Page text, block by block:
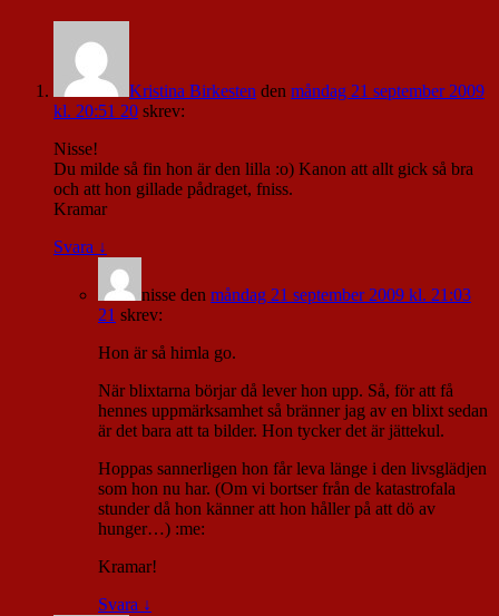
Kristina Birkesten den måndag 21 september 2009
kl. 20:51 20 skrev:
Nisse!
Du milde så fin hon är den lilla :o) Kanon att allt gick så bra
och att hon gillade pådraget, fniss.
Kramar
Svara ↓
nisse den måndag 21 september 2009 kl. 21:03
21 skrev:
Hon är så himla go.
När blixtarna börjar då lever hon upp. Så, för att få
hennes uppmärksamhet så bränner jag av en blixt sedan
är det bara att ta bilder. Hon tycker det är jättekul.
Hoppas sannerligen hon får leva länge i den livsglädjen
som hon nu har. (Om vi bortser från de katastrofala
stunder då hon känner att hon håller på att dö av
hunger…) :me:
Kramar!
Svara ↓